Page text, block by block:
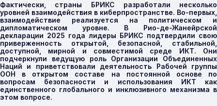
Фактически, страны БРИКС разработали несколько
уровней взаимодействия в киберпространстве. Во-первых,
взаимодействие реализуется на политическом и
дипломатическом уровне. В Рио-де-Жанейрской
декларации 2025 года лидеры БРИКС подтвердили свою
приверженность открытой, безопасной, стабильной,
доступной, мирной и совместимой среде ИКТ. Они
подчеркнули ведущую роль Организации Объединенных
Наций и приветствовали деятельность Рабочей группы
ООН в открытом составе на постоянной основе по
вопросам безопасности и использования ИКТ как
единственного глобального и инклюзивного механизма в
этом вопросе.